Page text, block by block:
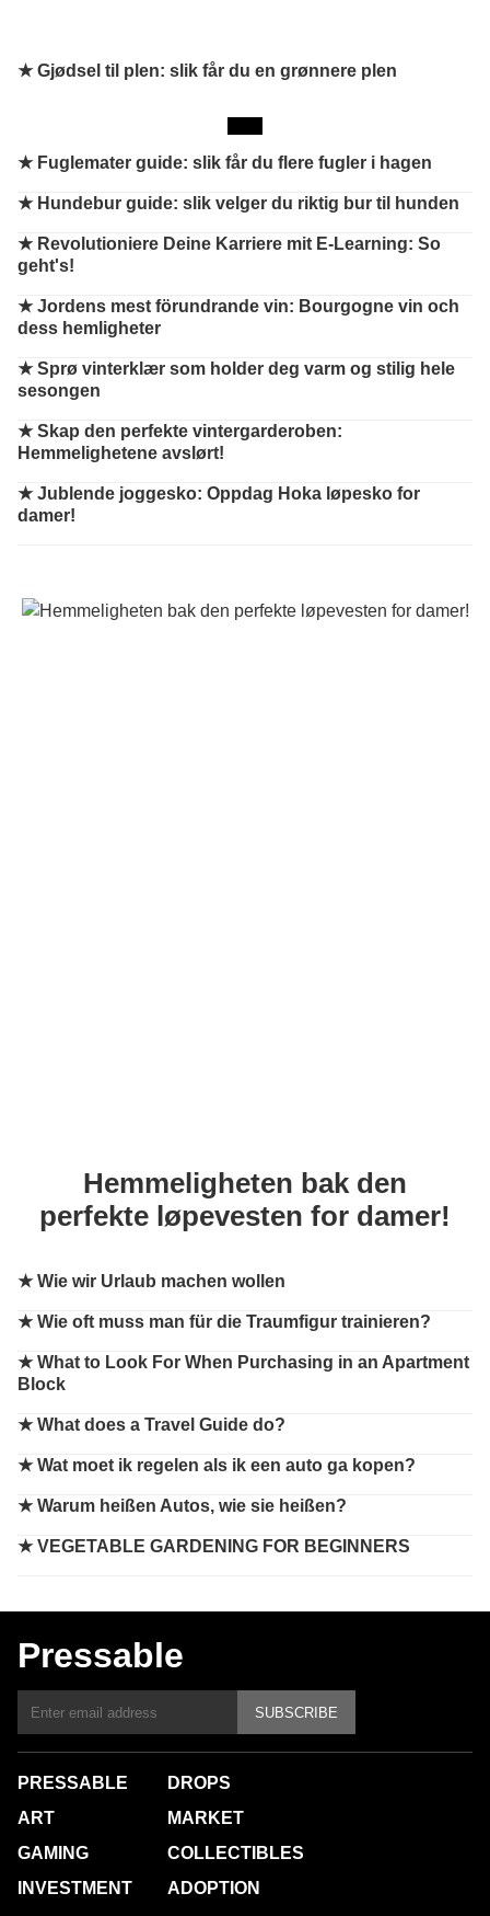
★ Gjødsel til plen: slik får du en grønnere plen
★ Fuglemater guide: slik får du flere fugler i hagen
★ Hundebur guide: slik velger du riktig bur til hunden
★ Revolutioniere Deine Karriere mit E-Learning: So
geht's!
★Jordens mest förundrande vin: Bourgogne vin och
dess hemligheter
★Sprø vinterklær som holder deg varm og stilig hele
sesongen
★Skap den perfekte vintergarderoben:
Hemmelighetene avslørt!
★Jublende joggesko: Oppdag Hoka løpesko for
damer!
Hemmeligheten bak den
perfekte løpevesten for damer!
★Wie wir Urlaub machen wollen
★Wie oft muss man für die Traumfigur trainieren?
★What to Look For When Purchasing in an Apartment
Block
★What does a Travel Guide do?
★Wat moet ik regelen als ik een auto ga kopen?
★Warum heißen Autos, wie sie heißen?
★VEGETABLE GARDENING FOR BEGINNERS
Pressable
SUBSCRIBE
PRESSABLE
ART
GAMING
INVESTMENT
DROPS
MARKET
COLLECTIBLES
ADOPTION